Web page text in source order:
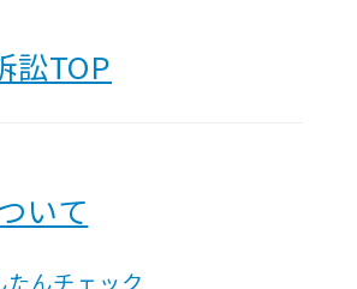
訟TOP
いて
んチェック